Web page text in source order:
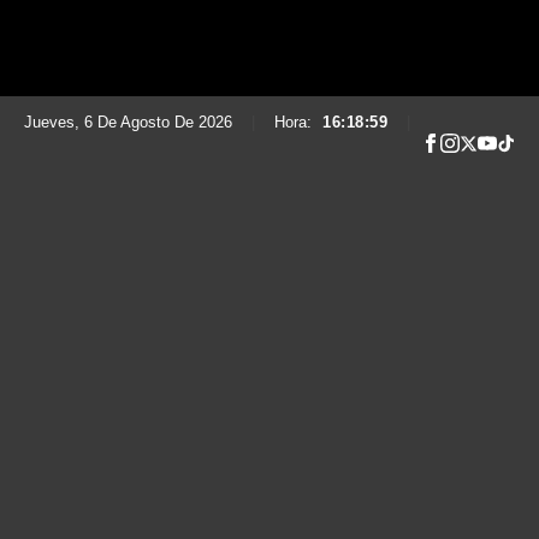
Jueves, 6 De Agosto De 2026 Hora: 16:19:00